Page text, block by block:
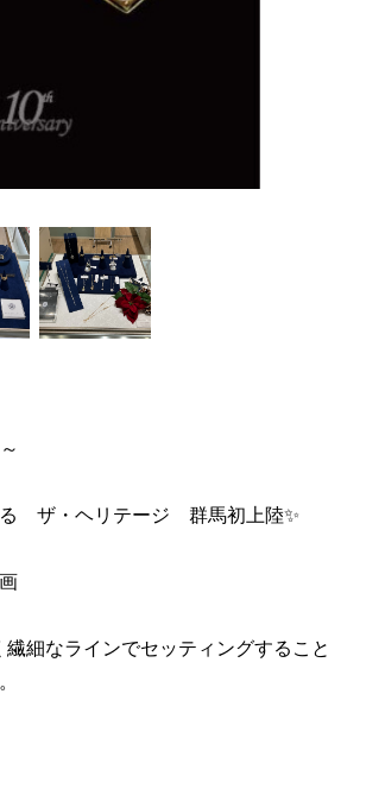
る ザ・ヘリテージ 群馬初上陸✨
細なラインでセッティングすること